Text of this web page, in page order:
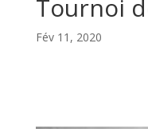
Tournoi
Fév 11, 2020